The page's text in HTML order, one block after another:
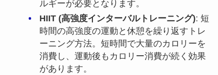
ルギーが必要となります。
HIIT (高強度インターバルトレーニング): 短
時間の高強度の運動と休憩を繰り返すトレ
ーニング方法。短時間で大量のカロリーを
消費し、運動後もカロリー消費が続く効果
があります。